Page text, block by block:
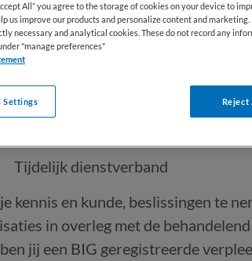
in
Tijdelijk dienstverband
kennis en kunde, beslissingen te
in overleg met de
jij een BIG geregistreerde
All” you agree to the storage of cookies on your device to
us improve our products and personalize content and
necessary and analytical cookies. These do not record any
"manage preferences"
Reject
Settings